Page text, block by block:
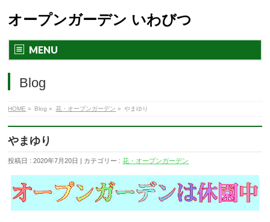
オープンガーデン いわびつ
MENU
Blog
HOME » Blog » 花・オープンガーデン » やまゆり
やまゆり
投稿日 : 2020年7月20日 | カテゴリー :花・オープンガーデン